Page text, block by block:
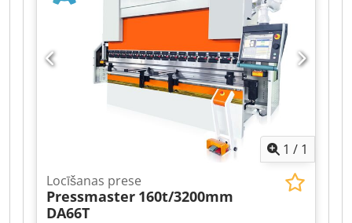
1 / 1
Locīšanas prese
Pressmaster 160t/3200mm
DA66T